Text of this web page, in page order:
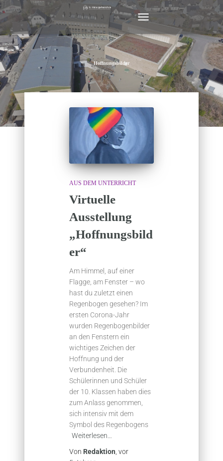
NAVIGATION
UMSCHALTEN
Hoffnungsbilder
AUS DEM UNTERRICHT
Virtuelle
Ausstellung
„Hoffnungsbild
er“
Am Himmel, auf einer
Flagge, am Fenster – wo
hast du zuletzt einen
Regenbogen gesehen? Im
ersten Corona-Jahr
wurden Regenbogenbilder
an den Fenstern ein
wichtiges Zeichen der
Hoffnung und der
Verbundenheit. Die
Schülerinnen und Schüler
der 10. Klassen haben dies
zum Anlass genommen,
sich intensiv mit dem
Symbol des Regenbogens
Weiterlesen…
Von Redaktion, vor